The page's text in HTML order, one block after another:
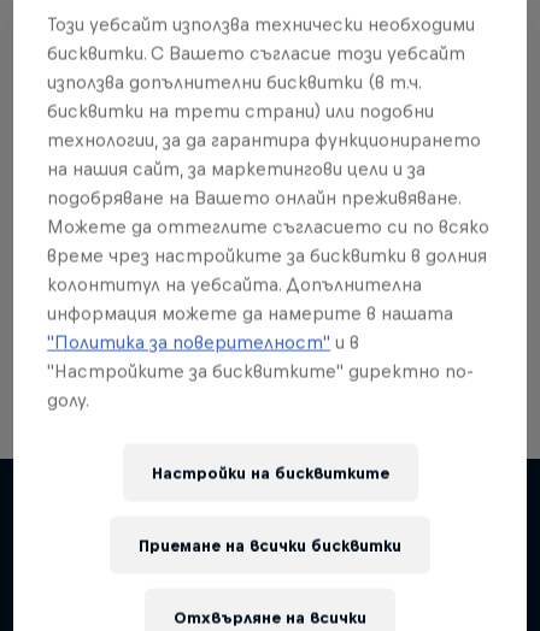
Виж на Replay
Още от това?
Red Bull Motorsports
On track and off road, on two wheels or four - this
is your home for Red Bull Motorsports. Watch …
Подобни
Този уебсайт използва технически необходими
бисквитки. С Вашето съгласие този уебсайт
използва допълнителни бисквитки (в т.ч.
бисквитки на трети страни) или подобни
технологии, за да гарантира функционирането
на нашия сайт, за маркетингови цели и за
подобряване на Вашето онлайн преживяване.
Можете да оттеглите съгласието си по всяко
време чрез настройките за бисквитки в долния
колонтитул на уебсайта. Допълнителна
информация можете да намерите в нашата
"Политика за поверителност" и в
"Настройките за бисквитките" директно по-
долу.
Настройки на бисквитките
Отхвърляне на всички
Приемане на всички бисквитки